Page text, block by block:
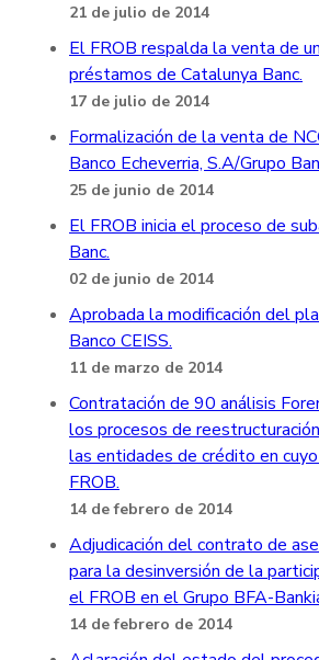
21 de julio de 2014
El FROB respalda la venta de
préstamos de Catalunya Banc.
17 de julio de 2014
Formalización de la venta de
Banco Echeverria, S.A/Grupo
25 de junio de 2014
El FROB inicia el proceso de
Banc.
02 de junio de 2014
Aprobada la modificación del
Banco CEISS.
11 de marzo de 2014
Contratación de 90 análisis
los procesos de
las entidades de crédito en
FROB.
14 de febrero de 2014
Adjudicación del contrato de
para la desinversión de la
el FROB en el Grupo BFA-
14 de febrero de 2014